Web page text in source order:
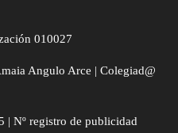
010027
Angulo Arce | Colegiad@
| Nº registro de publicidad